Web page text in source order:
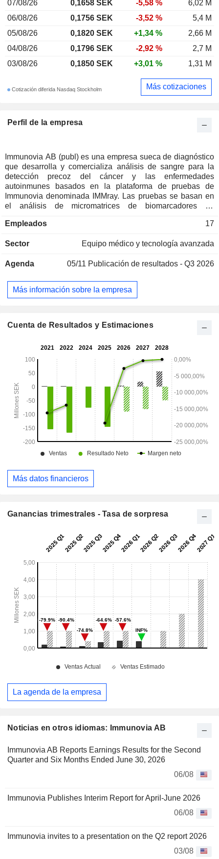
Noticias en otros idiomas: Immunovia AB
Immunovia AB Reports Earnings Results for the Second
Quarter and Six Months Ended June 30, 2026
06/08
Immunovia Publishes Interim Report for April-June 2026
06/08
Immunovia invites to a presentation on the Q2 report 2026
03/08
Perfil de la empresa
Immunovia AB (publ) es una empresa sueca de diagnóstico
que desarrolla y comercializa análisis de sangre para la
detección precoz del cáncer y las enfermedades
autoinmunes basados en la plataforma de pruebas de
Immunovia denominada IMMray. Las pruebas se basan en
el análisis de micromatrices de biomarcadores de
bioinformática para identificar un conjunto de biomarcadores
este modo, se forma una firma de biomarcadores de
EE.UU. y Suecia, ofrece servicios de pruebas de laboratorio
Empleados 17
Sector Equipo médico y tecnología avanzada
Agenda 05/11 Publicación de resultados - Q3 2026
Más información sobre la empresa
07/08/26 0,1658 SEK -5,58 %
6,02 M
06/08/26
0,1756 SEK -3,52 %
5,4 M
05/08/26
0,1820 SEK +1,34 %
2,66 M
04/08/26
0,1796 SEK -2,92 %
2,7 M
03/08/26
0,1850 SEK +3,01 % 1,31 M
Cotización diferida Nasdaq Stockholm Más cotizaciones
Cuenta de Resultados y Estimaciones
Más datos financieros
Ganancias trimestrales - Tasa de sorpresa
La agenda de la empresa